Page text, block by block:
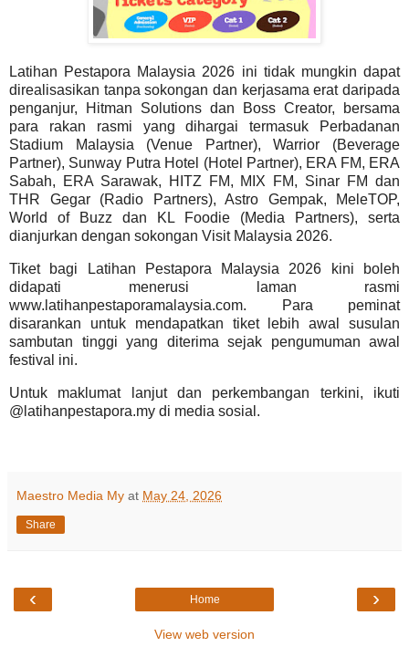
Latihan Pestapora Malaysia 2026 ini tidak mungkin dapat
direalisasikan tanpa sokongan dan kerjasama erat daripada
penganjur, Hitman Solutions dan Boss Creator, bersama
para rakan rasmi yang dihargai termasuk Perbadanan
Stadium Malaysia (Venue Partner), Warrior (Beverage
Partner), Sunway Putra Hotel (Hotel Partner), ERA FM, ERA
Sabah, ERA Sarawak, HITZ FM, MIX FM, Sinar FM dan
THR Gegar (Radio Partners), Astro Gempak, MeleTOP,
World of Buzz dan KL Foodie (Media Partners), serta
dianjurkan dengan sokongan Visit Malaysia 2026.
Tiket bagi Latihan Pestapora Malaysia 2026 kini boleh
didapati menerusi laman rasmi
www.latihanpestaporamalaysia.com. Para peminat
disarankan untuk mendapatkan tiket lebih awal susulan
sambutan tinggi yang diterima sejak pengumuman awal
festival ini.
Untuk maklumat lanjut dan perkembangan terkini, ikuti
@latihanpestapora.my di media sosial.
Maestro Media My at May 24, 2026
Share
‹ ›
Home
View web version